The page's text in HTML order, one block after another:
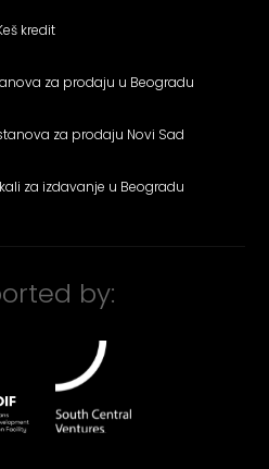
kredit
za prodaju u Beogradu
za prodaju Novi Sad
za izdavanje u Beogradu
by: